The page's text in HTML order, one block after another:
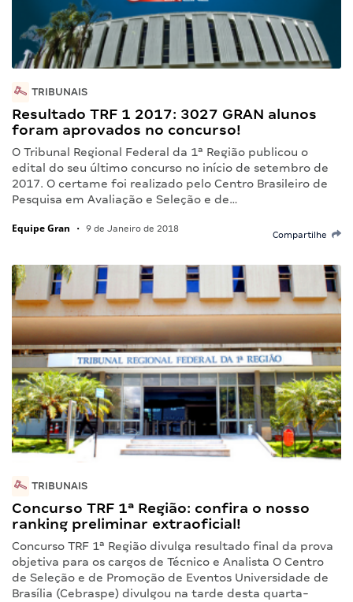
TRIBUNAIS
Resultado TRF 1 2017: 3027 GRAN alunos
foram aprovados no concurso!
O Tribunal Regional Federal da 1ª Região publicou o
edital do seu último concurso no início de setembro de
2017. O certame foi realizado pelo Centro Brasileiro de
Pesquisa em Avaliação e Seleção e de…
Equipe Gran • 9 de Janeiro de 2018
Compartilhe
TRIBUNAIS
Concurso TRF 1ª Região: confira o nosso
ranking preliminar extraoficial!
Concurso TRF 1ª Região divulga resultado final da prova
objetiva para os cargos de Técnico e Analista O Centro
de Seleção e de Promoção de Eventos Universidade de
Brasília (Cebraspe) divulgou na tarde desta quarta-